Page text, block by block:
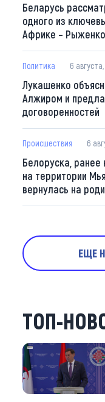
Беларусь
одного из
Африке –
Политика 6
Лукашенко
Алжиром и
договоренностей
Происшествия 6
Белоруска,
на территории
вернулась на
ЕЩЕ
ТОП-